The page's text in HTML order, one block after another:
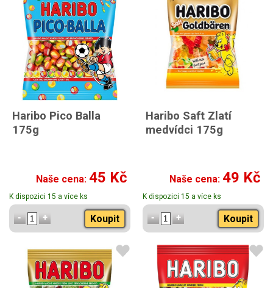
Haribo Pico Balla
175g
Naše cena: 45 Kč
K dispozici 15 a více ks
Koupit
Haribo Saft Zlatí
medvídci 175g
Naše cena: 49 Kč
K dispozici 15 a více ks
Koupit